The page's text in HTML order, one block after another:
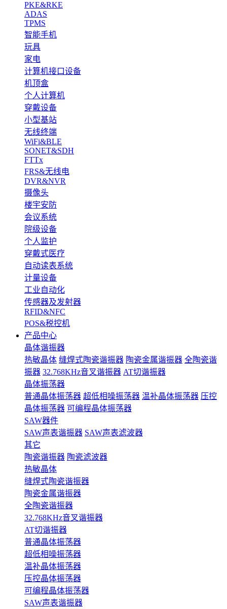
PKE&RKE
ADAS
TPMS
智能手机
玩具
家电
计算机接口设备
机顶盒
个人计算机
穿戴设备
小型基站
无线终端
WiFi&BLE
SONET&SDH
FTTx
FRS&无线电
DVR&NVR
摄像头
楼宇安防
会议系统
院级设备
个人监护
穿戴式医疗
自动读表系统
计量设备
工业自动化
传感器及发射器
RFID&NFC
POS&税控机
产品中心
晶体谐振器
热敏晶体 缝焊式陶瓷谐振器 陶瓷金属谐振器 全陶瓷谐
振器 32.768KHz音叉谐振器 AT切谐振器
晶体振荡器
普通晶体振荡器 超低相噪振荡器 温补晶体振荡器 压控
晶体振荡器 可编程晶体振荡器
SAW器件
SAW声表谐振器 SAW声表滤波器
其它
陶瓷谐振器 陶瓷滤波器
热敏晶体
缝焊式陶瓷谐振器
陶瓷金属谐振器
全陶瓷谐振器
32.768KHz音叉谐振器
AT切谐振器
普通晶体振荡器
超低相噪振荡器
温补晶体振荡器
压控晶体振荡器
可编程晶体振荡器
SAW声表谐振器